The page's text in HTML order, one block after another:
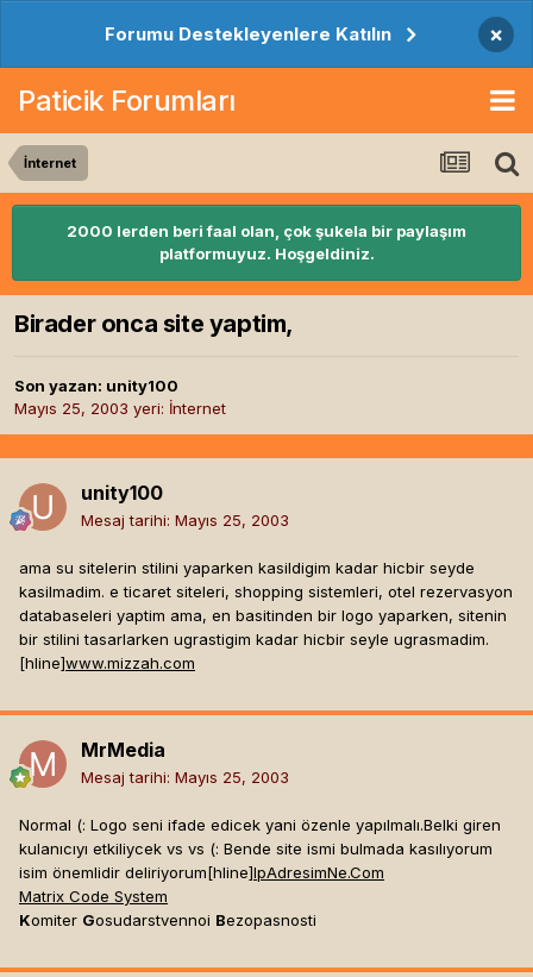
Forumu Destekleyenlere Katılın ×
Paticik Forumları
İnternet
2000 lerden beri faal olan, çok şukela bir paylaşım
platformuyuz. Hoşgeldiniz.
Birader onca site yaptim,
Son yazan: unity100
Mayıs 25, 2003 yeri: İnternet
unity100
Mesaj tarihi: Mayıs 25, 2003
ama su sitelerin stilini yaparken kasildigim kadar hicbir seyde
kasilmadim. e ticaret siteleri, shopping sistemleri, otel rezervasyon
databaseleri yaptim ama, en basitinden bir logo yaparken, sitenin
bir stilini tasarlarken ugrastigim kadar hicbir seyle ugrasmadim.
[hline]www.mizzah.com
MrMedia
Mesaj tarihi: Mayıs 25, 2003
Normal (: Logo seni ifade edicek yani özenle yapılmalı.Belki giren
kulanıcıyı etkiliycek vs vs (: Bende site ismi bulmada kasılıyorum
isim önemlidir deliriyorum[hline]IpAdresimNe.Com
Matrix Code System
Komiter Gosudarstvennoi Bezopasnosti